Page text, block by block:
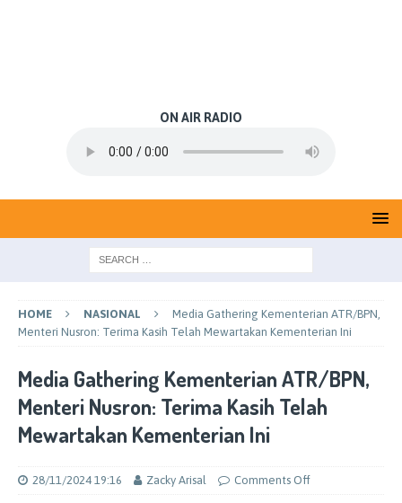
ON AIR RADIO
HOME NASIONAL
Media Gathering Kementerian ATR/BPN,
Menteri Nusron: Terima Kasih Telah Mewartakan Kementerian Ini
Media Gathering Kementerian ATR/BPN,
Menteri Nusron: Terima Kasih Telah
Mewartakan Kementerian Ini
28/11/2024 19:16 Zacky Arisal Comments Off